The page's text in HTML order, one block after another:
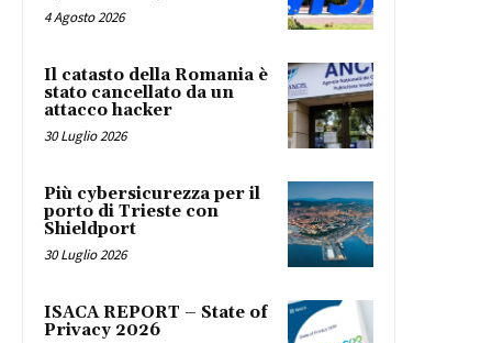
4 Agosto 2026
Il catasto della Romania è
stato cancellato da un
attacco hacker
30 Luglio 2026
Più cybersicurezza per il
porto di Trieste con
Shieldport
30 Luglio 2026
ISACA REPORT – State of
Privacy 2026